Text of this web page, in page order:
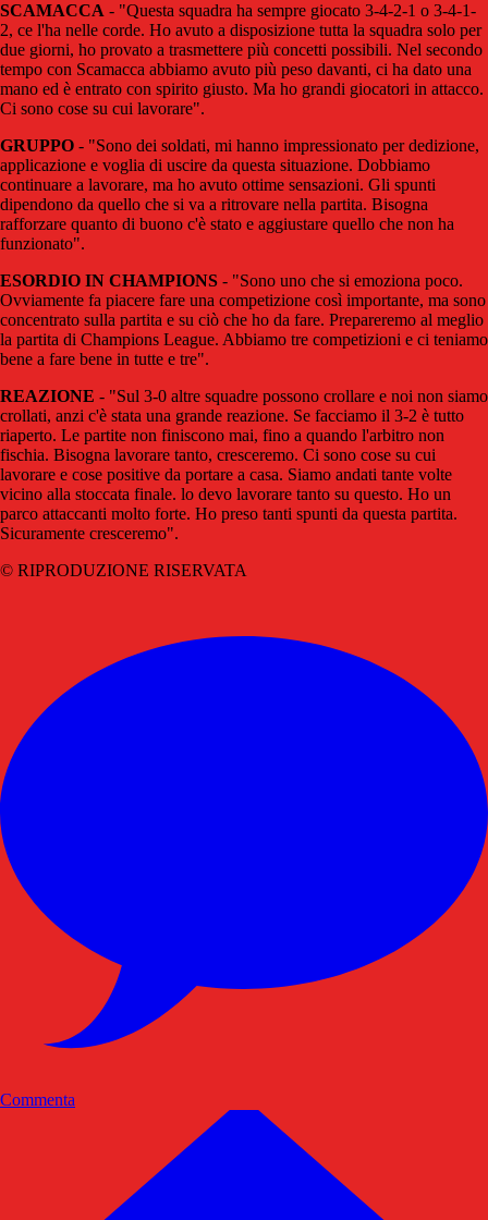
SCAMACCA - "Questa squadra ha sempre giocato 3-4-2-1 o 3-4-1-
2, ce l'ha nelle corde. Ho avuto a disposizione tutta la squadra solo per
due giorni, ho provato a trasmettere più concetti possibili. Nel secondo
tempo con Scamacca abbiamo avuto più peso davanti, ci ha dato una
mano ed è entrato con spirito giusto. Ma ho grandi giocatori in attacco.
Ci sono cose su cui lavorare".
GRUPPO - "Sono dei soldati, mi hanno impressionato per dedizione,
applicazione e voglia di uscire da questa situazione. Dobbiamo
continuare a lavorare, ma ho avuto ottime sensazioni. Gli spunti
dipendono da quello che si va a ritrovare nella partita. Bisogna
rafforzare quanto di buono c'è stato e aggiustare quello che non ha
funzionato".
ESORDIO IN CHAMPIONS - "Sono uno che si emoziona poco.
Ovviamente fa piacere fare una competizione così importante, ma sono
concentrato sulla partita e su ciò che ho da fare. Prepareremo al meglio
la partita di Champions League. Abbiamo tre competizioni e ci teniamo
bene a fare bene in tutte e tre".
REAZIONE - "Sul 3-0 altre squadre possono crollare e noi non siamo
crollati, anzi c'è stata una grande reazione. Se facciamo il 3-2 è tutto
riaperto. Le partite non finiscono mai, fino a quando l'arbitro non
fischia. Bisogna lavorare tanto, cresceremo. Ci sono cose su cui
lavorare e cose positive da portare a casa. Siamo andati tante volte
vicino alla stoccata finale. lo devo lavorare tanto su questo. Ho un
parco attaccanti molto forte. Ho preso tanti spunti da questa partita.
Sicuramente cresceremo".
© RIPRODUZIONE RISERVATA
Commenta